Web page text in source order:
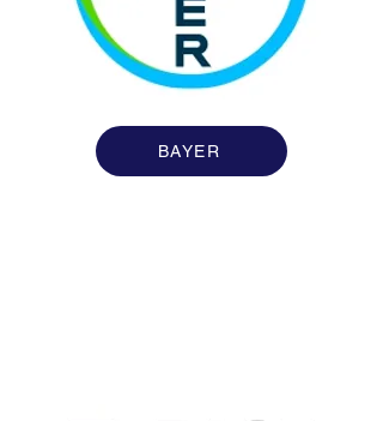
BAYER